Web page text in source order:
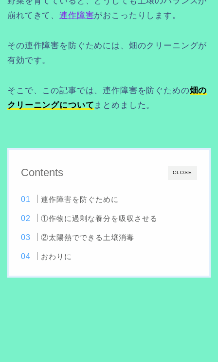
崩れてきて、連作障害がおこったりします。
その連作障害を防ぐためには、畑のクリーニングが
有効です。
そこで、この記事では、連作障害を防ぐための畑の
クリーニングについて まとめました。
CLOSE
Contents
連作障害を防ぐために
①作物に過剰な養分を吸収させる
②太陽熱でできる土壌消毒
おわりに